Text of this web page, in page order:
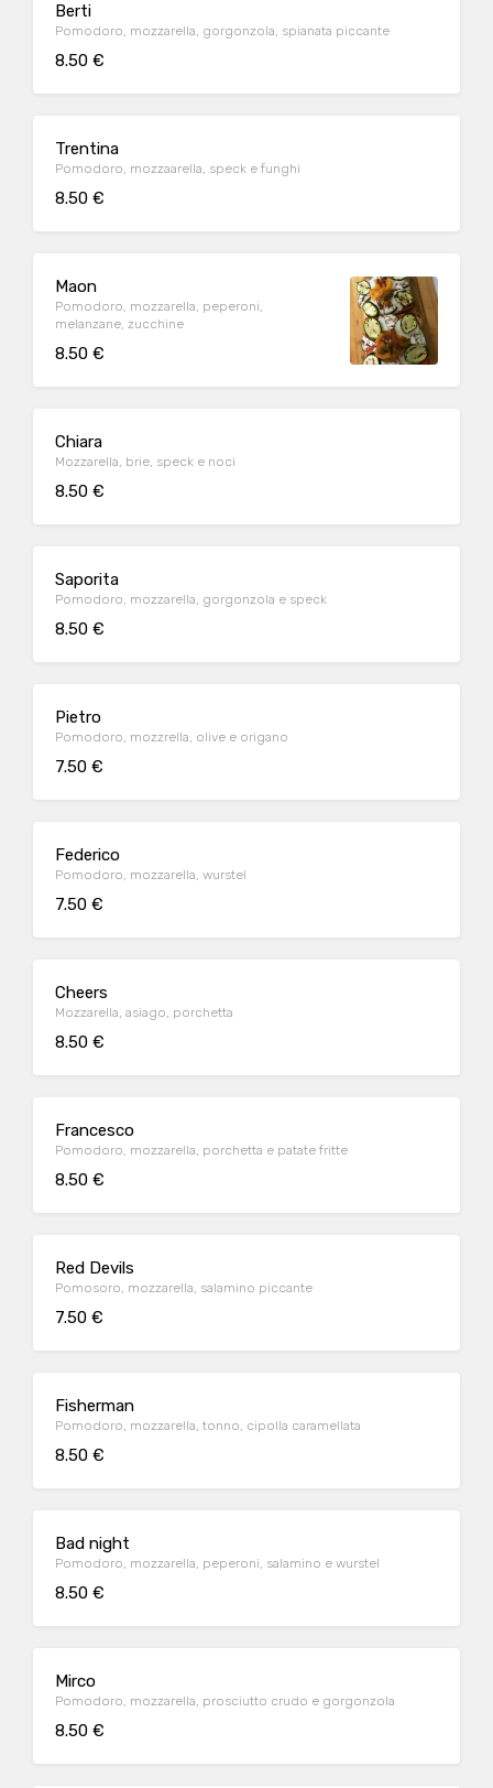
Berti
Pomodoro, mozzarella, gorgonzola, spianata piccante
8.50 €
Trentina
Pomodoro, mozzaarella, speck e funghi
8.50 €
Maon
Pomodoro, mozzarella, peperoni,
melanzane, zucchine
8.50 €
Chiara
Mozzarella, brie, speck e noci
8.50 €
Saporita
Pomodoro, mozzarella, gorgonzola e speck
8.50 €
Pietro
Pomodoro, mozzrella, olive e origano
7.50 €
Federico
Pomodoro, mozzarella, wurstel
7.50 €
Cheers
Mozzarella, asiago, porchetta
8.50 €
Francesco
Pomodoro, mozzarella, porchetta e patate fritte
8.50 €
Red Devils
Pomosoro, mozzarella, salamino piccante
7.50 €
Fisherman
Pomodoro, mozzarella, tonno, cipolla caramellata
8.50 €
Bad night
Pomodoro, mozzarella, peperoni, salamino e wurstel
8.50 €
Mirco
Pomodoro, mozzarella, prosciutto crudo e gorgonzola
8.50 €